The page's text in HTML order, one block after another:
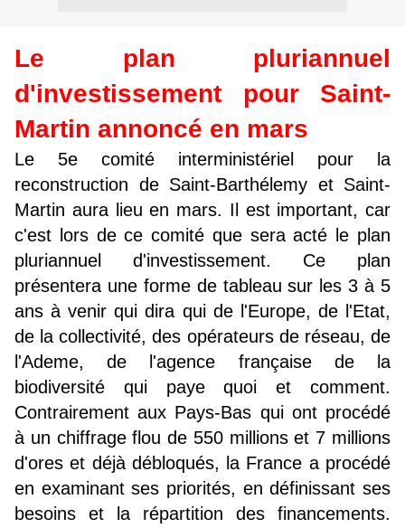
Le plan pluriannuel
d'investissement pour Saint-
Martin annoncé en mars
Le 5e comité interministériel pour la
reconstruction de Saint-Barthélemy et Saint-
Martin aura lieu en mars. Il est important, car
c'est lors de ce comité que sera acté le plan
pluriannuel d'investissement. Ce plan
présentera une forme de tableau sur les 3 à 5
ans à venir qui dira qui de l'Europe, de l'Etat,
de la collectivité, des opérateurs de réseau, de
l'Ademe, de l'agence française de la
biodiversité qui paye quoi et comment.
Contrairement aux Pays-Bas qui ont procédé
à un chiffrage flou de 550 millions et 7 millions
d'ores et déjà débloqués, la France a procédé
en examinant ses priorités, en définissant ses
besoins et la répartition des financements.